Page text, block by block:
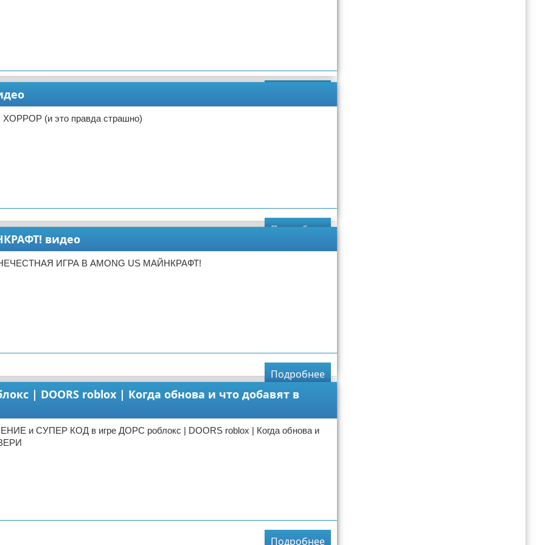
(и это правда страшно)
Подробнее
видео
ИГРА В AMONG US МАЙНКРАФТ!
Подробнее
| DOORS roblox | Когда обнова и что добавят в
и СУПЕР КОД в игре ДОРС роблокс | DOORS roblox | Когда обнова и
Подробнее